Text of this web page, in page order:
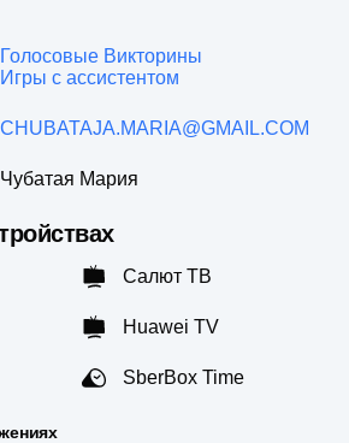
Голосовые Викторины
Игры с ассистентом
CHUBATAJA.MARIA@GMAIL.COM
Чубатая Мария
Салют ТВ
Huawei TV
SberBox Time